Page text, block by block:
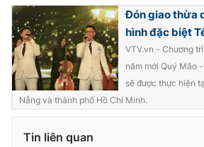
VTV9 VTV8
Liên hệ tòa soạn English
Đón giao thừa
hình đặc biệt
VTV.vn - Chương
năm mới Quý Mão
sẽ được thực hiện
Nẵng và thành phố Hồ Chí Minh.
Tin liên quan